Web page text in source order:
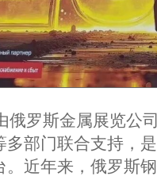
罗斯金属展览公
多部门联合支持，
。近年来，俄罗斯